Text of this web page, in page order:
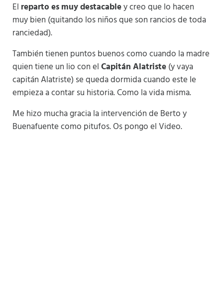
El reparto es muy destacabley creo que lo hacen
muy bien (quitando los niños que son rancios de toda
ranciedad).
También tienen puntos buenos como cuando la madre
quien tiene un lio con elCapitán Alatriste(y vaya
capitán Alatriste) se queda dormida cuando este le
empieza a contar su historia. Como la vida misma.
Me hizo mucha gracia la intervención de Berto y
Buenafuente como pitufos. Os pongo el Video.